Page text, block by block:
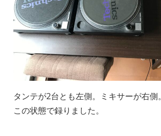
タンテが2台とも左側。ミキサーが右側。
この状態で録りました。